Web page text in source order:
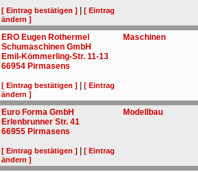
[ Eintrag bestätigen ] |[ Eintrag
ändern ]
ERO Eugen Rothermel
Schumaschinen GmbH
Emil-Kömmerling-Str. 11-13
66954 Pirmasens
[ Eintrag bestätigen ] |[ Eintrag
ändern ]
Maschinen
Euro Forma GmbH
Erlenbrunner Str. 41
66955 Pirmasens
[ Eintrag bestätigen ] |[ Eintrag
ändern ]
Modellbau